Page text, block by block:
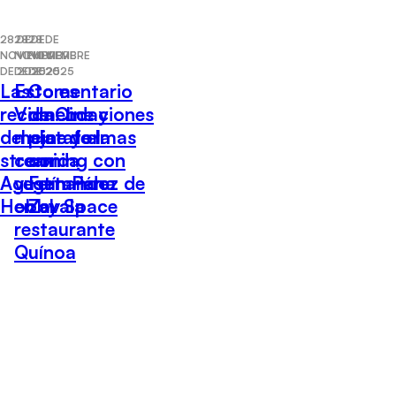
28 DE
NOVIEMBRE
DE 2025
Las
recomendaciones
del cine y el
streaming con
Agustín Pérez de
Hobby Space
28 DE
NOVIEMBRE
DE 2025
Esto es
Vida: Lo
mejor de la
comida
vegetariana
en el
restaurante
Quínoa
28 DE
NOVIEMBRE
DE 2025
Comentario
de Cine y
plataformas
con
Fernando
Zavala